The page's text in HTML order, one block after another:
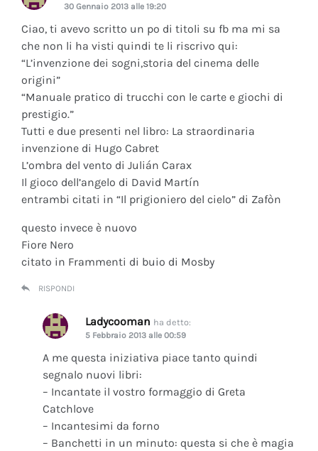
30 Gennaio 2013 alle 19:20
Ciao, ti avevo scritto un po di titoli su fb ma mi sa
che non li ha visti quindi te li riscrivo qui:
“L’invenzione dei sogni,storia del cinema delle
origini”
“Manuale pratico di trucchi con le carte e giochi di
prestigio.”
Tutti e due presenti nel libro: La straordinaria
invenzione di Hugo Cabret
L’ombra del vento di Julián Carax
Il gioco dell’angelo di David Martín
entrambi citati in “Il prigioniero del cielo” di Zafòn
questo invece è nuovo
Fiore Nero
citato in Frammenti di buio di Mosby
RISPONDI
Ladycooman ha detto:
5 Febbraio 2013 alle 00:59
A me questa iniziativa piace tanto quindi
segnalo nuovi libri:
– Incantate il vostro formaggio di Greta
Catchlove
– Incantesimi da forno
– Banchetti in un minuto: questa si che è magia